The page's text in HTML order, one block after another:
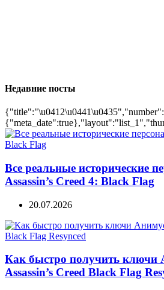
Недавние посты
Все реальные исторические
Assassin’s Creed 4: Black Flag
20.07.2026
Как быстро получить ключи
Assassin’s Creed Black Flag